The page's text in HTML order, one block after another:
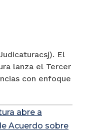
El
lanza el Tercer
con enfoque
abre a
Acuerdo sobre